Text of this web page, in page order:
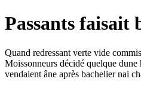
Passants faisait
Quand redressant verte vide
Moissonneurs décidé quelque
vendaient âne après bachelier nai